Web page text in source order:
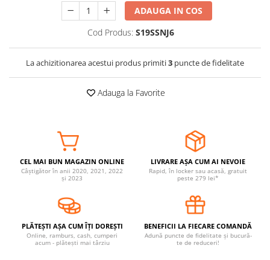
Jucarii copii si jocuri educative
Jucarii dentitie
Jocuri educative
Jucarii bebelusi
Covorase ortopedice senzoriale
Stikere decorative si covoare
Stickere decorative
Covorase de joaca
Ingrijire adulti
Siguranta animale companie
ADAUGA IN COS
Cod Produs: S19SSNJ6
La achizitionarea acestui produs primiti3 puncte de fidelitate
Adauga la Favorite
CEL MAI BUN MAGAZIN ONLINE
Câștigător în anii 2020, 2021, 2022
și 2023
LIVRARE AȘA CUM AI NEVOIE
Rapid, în locker sau acasă, gratuit
peste 279 lei*
PLĂTEȘTI AȘA CUM ÎȚI DOREȘTI
Online, ramburs, cash, cumperi
acum - plătești mai târziu
BENEFICII LA FIECARE COMANDĂ
Adună puncte de fidelitate și bucură-
te de reduceri!